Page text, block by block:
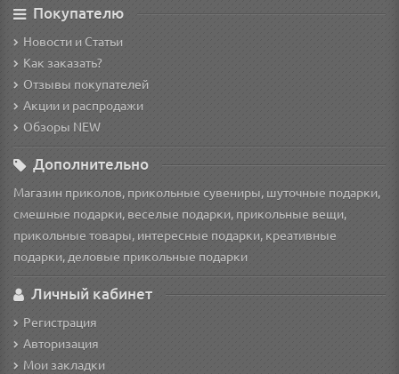
Покупателю
Новости и Статьи
Как заказать?
Отзывы покупателей
Акции и распродажи
Обзоры NEW
Дополнительно
Магазин приколов, прикольные сувениры, шуточные подарки,
смешные подарки, веселые подарки, прикольные вещи,
прикольные товары, интересные подарки, креативные
подарки, деловые прикольные подарки
Личный кабинет
Регистрация
Авторизация
Мои закладки